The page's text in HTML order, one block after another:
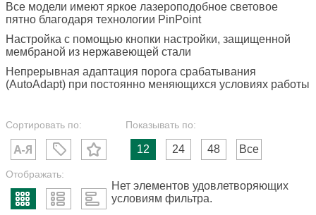
Все модели имеют яркое лазероподобное световое
пятно благодаря технологии PinPoint
Настройка с помощью кнопки настройки, защищенной
мембраной из нержавеющей стали
Непрерывная адаптация порога срабатывания
(AutoAdapt) при постоянно меняющихся условиях работы
Сортировать по: Показывать по:
12 24 48 Все
Отображать:
Нет элементов удовлетворяющих
условиям фильтра.